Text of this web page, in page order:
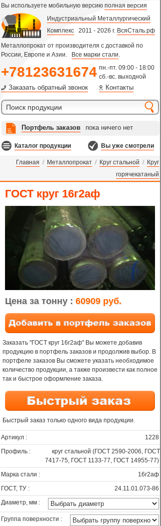
Вы используете мобильную версию полная версия
Индустриальный Металлургический
Комплекс 2011 - 2026 г. ВсяСталь.рф
Металлопрокат от производителя с доставкой по
России, Европе и Азии.
Все марки стали.
+78123631674 пн.-пт. 09:00 - 18:00
сб.-вс. выходной
Заказать обратный звонок Контакты
Портфель заказов пока ничего нет
Каталог продукции Вы уже смотрели
Главная / Металлопрокат / Круг стальной / Круг
горячекатаный
ГОСТ круг 16г2аф
Цена за тонну : 60909 руб.
Заказать "ГОСТ круг 16г2аф" Вы можете добавив
продукцию в портфель заказов и продолжив выбор. В
портфеле заказов Вы сможете указать необходимое
количество продукции, а также произвести как полное
так и быстрое оформление заказа.
Быстрый заказ только одного вида продукции.
Артикул :
1228
Профиль :
круг стальной (ГОСТ 2590-2006, ГОСТ
7417-75, ГОСТ 1133-77, ГОСТ 14955-77)
Марка стали :
16г2аф
ГОСТ, ТУ :
24.11.01.073-86
Диаметр, мм :
Группа поверхности :